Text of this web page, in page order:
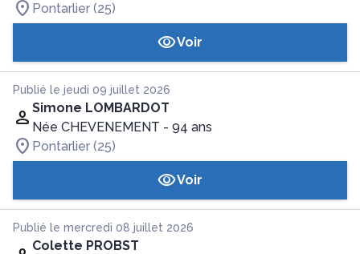
Pontarlier (25)
Voir
Publié le jeudi 09 juillet 2026
Simone LOMBARDOT
Née CHEVENEMENT - 94 ans
Pontarlier (25)
Voir
Publié le mercredi 08 juillet 2026
Colette PROBST